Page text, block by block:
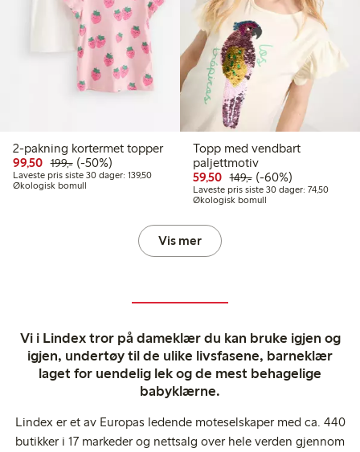
2-pakning kortermet topper
99,50 Rabattert pris: 99,50 kr
199,-Vanlig pris: 199,00 kr
50% rabatt
(-50%)
Laveste pris siste 30 dager: 139,50Laveste pris siste 30 dager: 139,50 kr
Økologisk bomull
Topp med vendbart
paljettmotiv
59,50 Rabattert pris: 59,50 kr
149,-Vanlig pris: 149,00
60% rabatt
(-60%)
Laveste pris siste 30 dager: 74,50
Økologisk bomull
Vis mer
Vi i Lindex tror på dameklær du kan bruke igjen og
igjen, undertøy til de ulike livsfasene, barneklær
laget for uendelig lek og de mest behagelige
babyklærne.
Lindex er et av Europas ledende moteselskaper med ca. 440
butikker i 17 markeder og nettsalg over hele verden gjennom